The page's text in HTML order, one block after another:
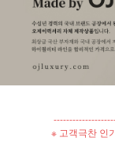
※ 고객극찬 인